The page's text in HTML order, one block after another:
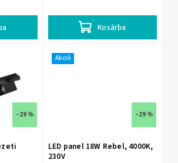
Kosárba
–29 %
Akció
–29 %
LED panel 18W Rebel, 4000K,
230V